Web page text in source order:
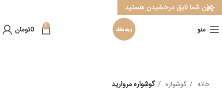
منو 0
0تومان
خانه گوشواره گوشواره مروارید
چون شما لایق درخشیدن هستید